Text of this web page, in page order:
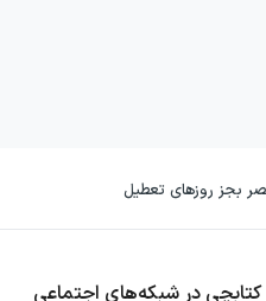
کتابچی در شبکه‌های اجتماعی